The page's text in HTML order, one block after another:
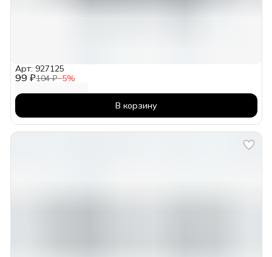
99 ₽104 ₽−5%
Арт: 927125
В корзину